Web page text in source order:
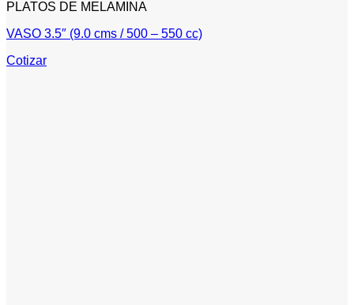
PLATOS DE MELAMINA
VASO 3.5″ (9.0 cms / 500 – 550 cc)
Cotizar